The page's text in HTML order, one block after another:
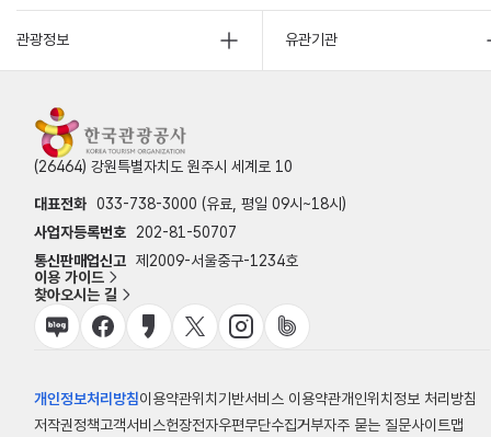
관광정보 유관기관
(26464) 강원특별자치도 원주시 세계로 10
대표전화 033-738-3000 (유료, 평일 09시~18시)
사업자등록번호
202-81-50707
통신판매업신고 제2009-서울중구-1234호
이용 가이드
찾아오시는 길
개인정보처리방침이용약관위치기반서비스 이용약관개인위치정보 처리방침
저작권정책고객서비스헌장전자우편무단수집거부자주 묻는 질문사이트맵